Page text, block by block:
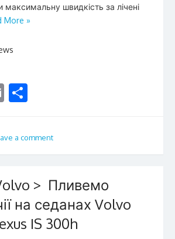
максимальну швидкість за лічені
More »
E
ai
l
ar
e
a comment
> Пливемо
на седанах Volvo
IS 300h